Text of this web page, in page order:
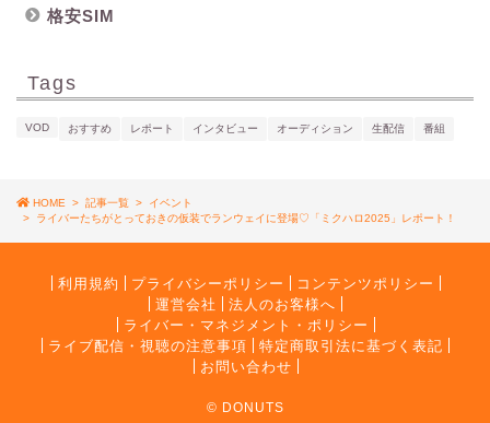
格安SIM
Tags
VOD おすすめ レポート インタビュー オーディション 生配信 番組
HOME > 記事一覧 >
イベント
>
ライバーたちがとっておきの仮装でランウェイに登場♡「ミクハロ2025」レポート！
利用規約 プライバシーポリシー
コンテンツポリシー
運営会社
法人のお客様へ
ライバー・マネジメント・ポリシー
ライブ配信・視聴の注意事項
特定商取引法に基づく表記
お問い合わせ
© DONUTS